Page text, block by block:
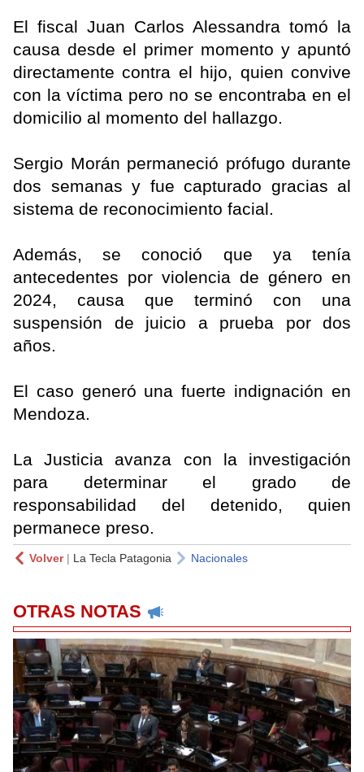
El fiscal Juan Carlos Alessandra tomó la
causa desde el primer momento y apuntó
directamente contra el hijo, quien convive
con la víctima pero no se encontraba en el
domicilio al momento del hallazgo.
Sergio Morán permaneció prófugo durante
dos semanas y fue capturado gracias al
sistema de reconocimiento facial.
Además, se conoció que ya tenía
antecedentes por violencia de género en
2024, causa que terminó con una
suspensión de juicio a prueba por dos
años.
El caso generó una fuerte indignación en
Mendoza.
La Justicia avanza con la investigación
para determinar el grado de
responsabilidad del detenido, quien
permanece preso.
Volver| La Tecla Patagonia Nacionales
OTRAS NOTAS